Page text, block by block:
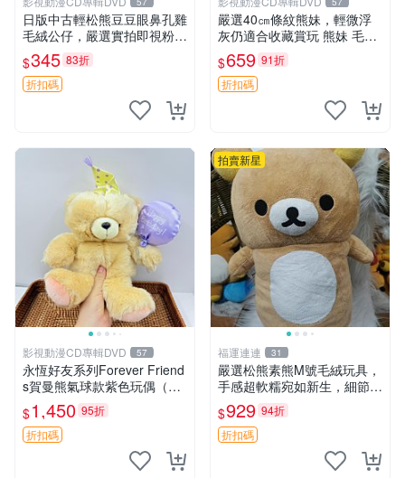
日版中古輕松熊豆豆眼鼻孔雞
毛絨公仔，嚴選實拍即視粉絲
必買 公仔紙箱氣泡膜精心包
裝快速發貨 輕松熊 公仔 雞毛
絨
$345 83折
折扣碼
嚴選40㎝條紋熊妹，輕微浮
灰仍適合收藏賞玩 熊妹 毛絨
玩具 浮雕熊
$659 91折
折扣碼
影視動漫CD專輯DVD 57
永恆好友系列Forever Friend
s賀曼熊氣球款紫色玩偶（鼻
子稍有磨損） 中古玩具 氣球
熊 玩偶
$1,450 95折
折扣碼
拍賣新星
福運連連 31
嚴選松熊素熊M號毛絨玩具，
手感超軟糯宛如新生，細節精
緻完美無瑕，推薦送禮或珍
藏，中古狀態保養得宜。 松
熊 素熊 毛絨doll
$929 94折
折扣碼